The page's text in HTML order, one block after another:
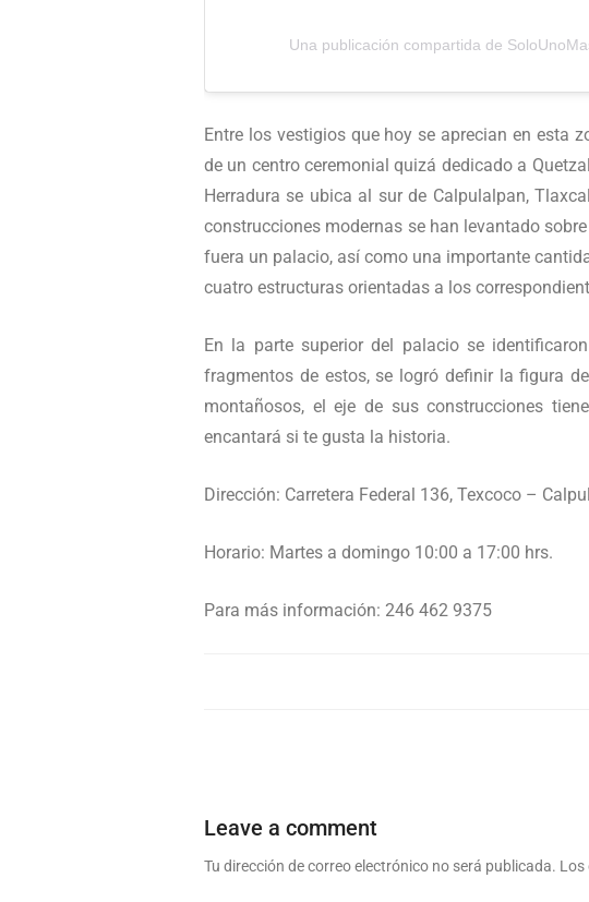
Una publicación compartida de
Entre los vestigios que hoy se aprecian en esta
de un centro ceremonial quizá dedicado a
Herradura se ubica al sur de Calpulalpan,
construcciones modernas se han levantado
fuera un palacio, así como una importante
cuatro estructuras orientadas a los
En la parte superior del palacio se
fragmentos de estos, se logró definir la figura
montañosos, el eje de sus construcciones
encantará si te gusta la historia.
Dirección: Carretera Federal 136, Texcoco –
Horario: Martes a domingo 10:00 a 17:00 hrs.
Para más información: 246 462 9375
Leave a comment
Tu dirección de correo electrónico no será publicada. Los